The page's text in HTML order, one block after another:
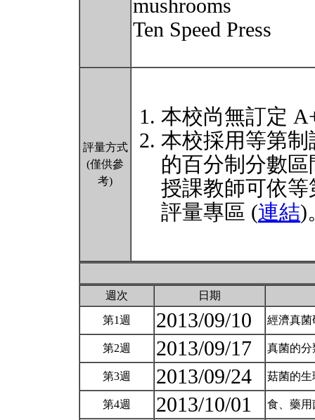
mushrooms
Ten Speed Press
評量方式
(僅供參
考)
本校尚無訂定
本校採用等第
的百分制分數
授課教師可依
評量專區 (連結)
週次 日期
第1週 2013/09/10 經濟真
第2週 2013/09/17 真菌的
第3週 2013/09/24 菇菌的
第4週 2013/10/01 食、藥